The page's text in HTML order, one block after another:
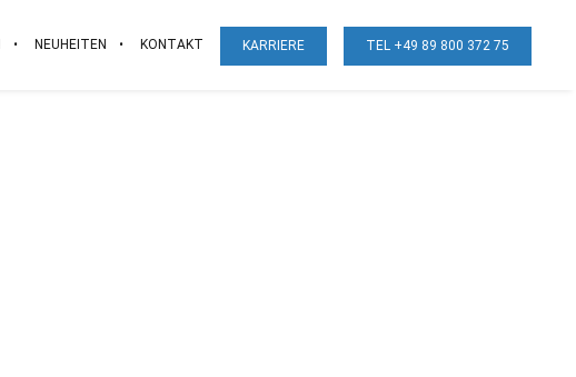
NEUHEITEN KONTAKT KARRIERE TEL +49 89 800 372 75